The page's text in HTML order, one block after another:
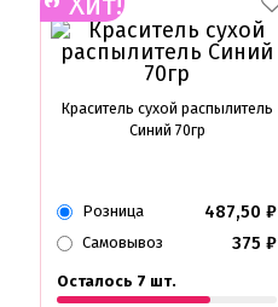
Краситель сухой распылитель
Синий 70гр
Розница 487,50 ₽
Самовывоз 375 ₽
Осталось 7 шт.